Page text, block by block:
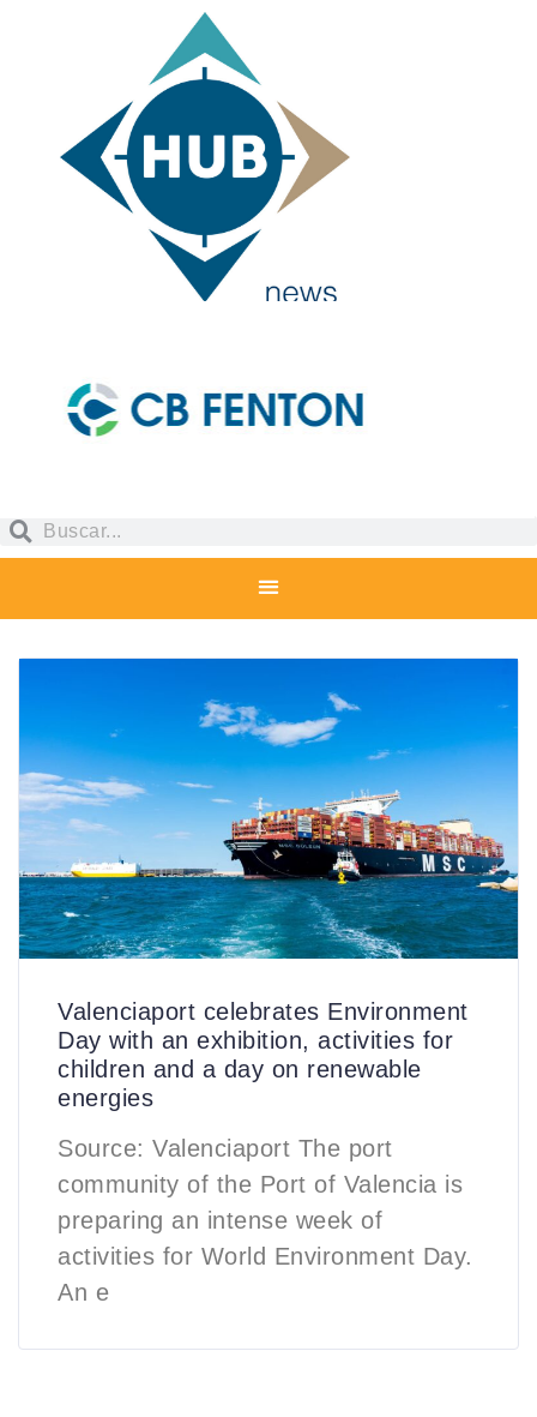
Valenciaport celebrates Environment
Day with an exhibition, activities for
children and a day on renewable
energies
Source: Valenciaport The port
community of the Port of Valencia is
preparing an intense week of
activities for World Environment Day.
An e